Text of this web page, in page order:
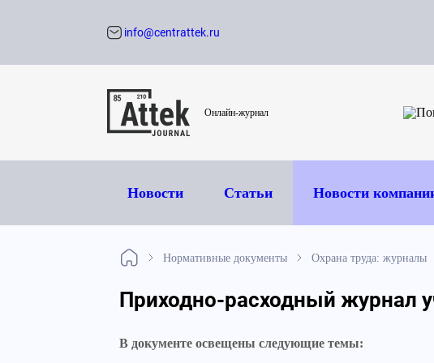
info@centrattek.ru
Онлайн-журнал
Новости Статьи Новости
Нормативные документы Охрана труда: журналы
Приходно-расходный журнал
В документе освещены следующие темы: